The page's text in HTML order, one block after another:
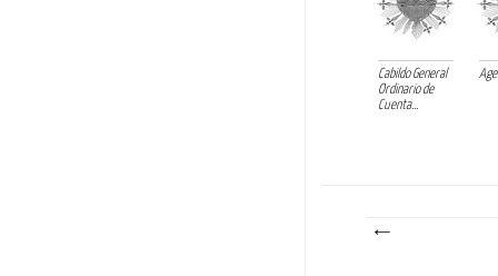
Cabildo General
Ordinario de
Cuenta...